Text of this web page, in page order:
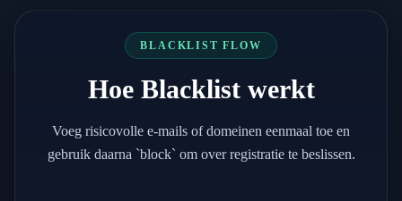
BLACKLIST FLOW
Hoe Blacklist werkt
Voeg risicovolle e-mails of domeinen eenmaal toe en
gebruik daarna `block` om over registratie te beslissen.